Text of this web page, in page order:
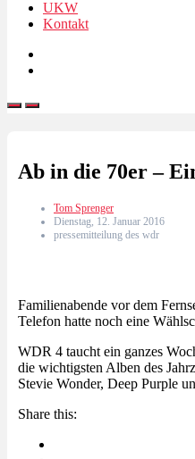
UKW
Kontakt
Ab in die 70er –
Tom Sprenger
Dienstag, 12. Januar 2016
pressemitteilung des wdr
Familienabende vor dem
Telefon hatte noch eine
WDR 4 taucht ein ganzes
die wichtigsten Alben des
Stevie Wonder, Deep Purple
Share this: